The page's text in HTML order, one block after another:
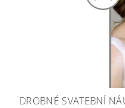
DROBNÉ SVATEBNÍ